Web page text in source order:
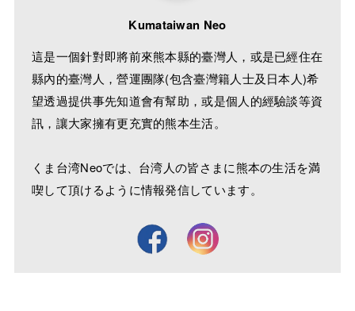
Kumataiwan Neo
這是一個針對即將前來熊本縣的臺灣人，或是已經住在
縣內的臺灣人，營運團隊(包含臺灣籍人士及日本人)希
望透過提供事先知道會有幫助，或是個人的經驗談等資
訊，讓大家擁有更充實的熊本生活。
くま台湾Neoでは、台湾人の皆さまに熊本の生活を満
喫して頂けるように情報発信しています。